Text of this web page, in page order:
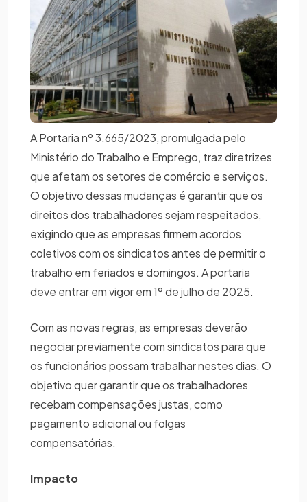
A Portaria nº 3.665/2023, promulgada pelo
Ministério do Trabalho e Emprego, traz diretrizes
que afetam os setores de comércio e serviços.
O objetivo dessas mudanças é garantir que os
direitos dos trabalhadores sejam respeitados,
exigindo que as empresas firmem acordos
coletivos com os sindicatos antes de permitir o
trabalho em feriados e domingos. A portaria
deve entrar em vigor em 1º de julho de 2025.
Com as novas regras, as empresas deverão
negociar previamente com sindicatos para que
os funcionários possam trabalhar nestes dias. O
objetivo quer garantir que os trabalhadores
recebam compensações justas, como
pagamento adicional ou folgas
compensatórias.
Impacto